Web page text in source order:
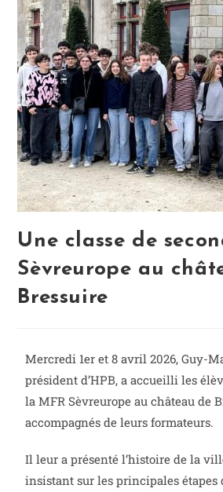
Une classe de
Sèvreurope au
Bressuire
Mercredi 1er et 8 avril 2026, Guy-
président d’HPB, a accueilli les
la MFR Sèvreurope au château de
accompagnés de leurs formateurs.
Il leur a présenté l’histoire de la
insistant sur les principales étapes